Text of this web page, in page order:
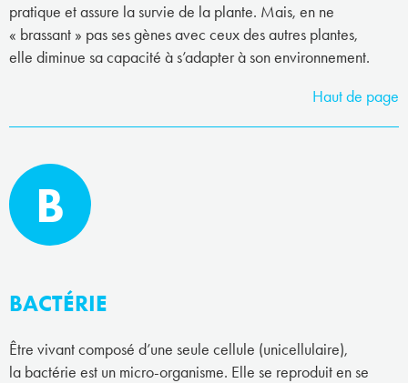
pratique et assure la survie de la plante. Mais, en ne
« brassant » pas ses gènes avec ceux des autres plantes,
elle diminue sa capacité à s’adapter à son environnement.
Haut de page
B
BACTÉRIE
Être vivant composé d’une seule cellule (unicellulaire),
la bactérie est un micro-organisme. Elle se reproduit en se